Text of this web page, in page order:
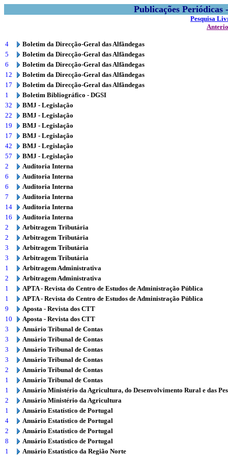
Publicações
Pesquisa
4
Boletim da Direcção-Geral das Alfândegas
5
Boletim da Direcção-Geral das Alfândegas
6
Boletim da Direcção-Geral das Alfândegas
12
Boletim da Direcção-Geral das Alfândegas
17
Boletim da Direcção-Geral das Alfândegas
1
Boletim Bibliográfico - DGSI
32
BMJ - Legislação
22
BMJ - Legislação
19
BMJ - Legislação
17
BMJ - Legislação
42
BMJ - Legislação
57
BMJ - Legislação
2
Auditoria Interna
6
Auditoria Interna
6
Auditoria Interna
7
Auditoria Interna
14
Auditoria Interna
16
Auditoria Interna
2
Arbitragem Tributária
2
Arbitragem Tributária
3
Arbitragem Tributária
3
Arbitragem Tributária
1
Arbitragem Administrativa
2
Arbitragem Administrativa
1
APTA - Revista do Centro de Estudos de Administração Pública
1
APTA - Revista do Centro de Estudos de Administração Pública
9
Aposta - Revista dos CTT
10
Aposta - Revista dos CTT
3
Anuário Tribunal de Contas
3
Anuário Tribunal de Contas
3
Anuário Tribunal de Contas
3
Anuário Tribunal de Contas
2
Anuário Tribunal de Contas
1
Anuário Tribunal de Contas
1
Anuário Ministério da Agricultura, do Desenvolvimento Rural e das
2
Anuário Ministério da Agricultura
1
Anuário Estatístico de Portugal
4
Anuário Estatístico de Portugal
2
Anuário Estatístico de Portugal
8
Anuário Estatístico de Portugal
1
Anuário Estatístico da Região Norte